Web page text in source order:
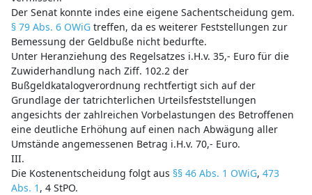
Der Senat konnte indes eine eigene Sachentscheidung gem.
§ 79 Abs. 6 OWiGtreffen, da es weiterer Feststellungen zur
Bemessung der Geldbuße nicht bedurfte.
Unter Heranziehung des Regelsatzes i.H.v. 35,- Euro für die
Zuwiderhandlung nach Ziff. 102.2 der
Bußgeldkatalogverordnung rechtfertigt sich auf der
Grundlage der tatrichterlichen Urteilsfeststellungen
angesichts der zahlreichen Vorbelastungen des Betroffenen
eine deutliche Erhöhung auf einen nach Abwägung aller
Umstände angemessenen Betrag i.H.v. 70,- Euro.
III.
Die Kostenentscheidung folgt aus §§ 46 Abs. 1 OWiG, 473
Abs. 1 , 4 StPO.